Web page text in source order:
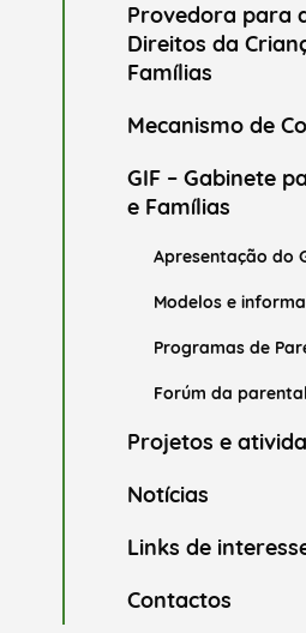
Provedora para
Direitos da
Famílias
Mecanismo de
GIF – Gabinete
e Famílias
Apresentação do
Modelos e
Programas de
Forúm da
Projetos e
Notícias
Links de
Contactos